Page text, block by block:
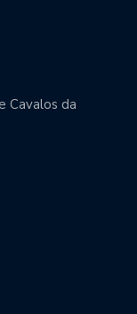
Cavalos da